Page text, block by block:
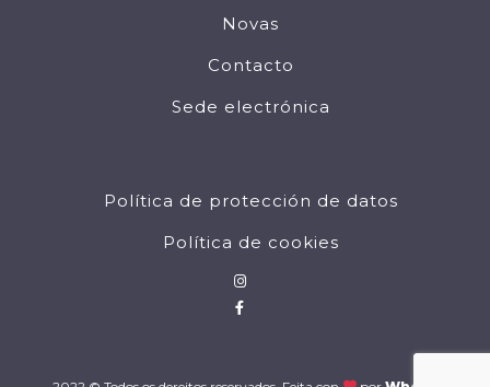
Novas
Contacto
Sede electrónica
Política de protección de datos
Política de cookies